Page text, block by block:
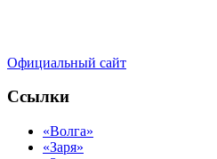
Официальный сайт
Ссылки
«Волга»
«Заря»